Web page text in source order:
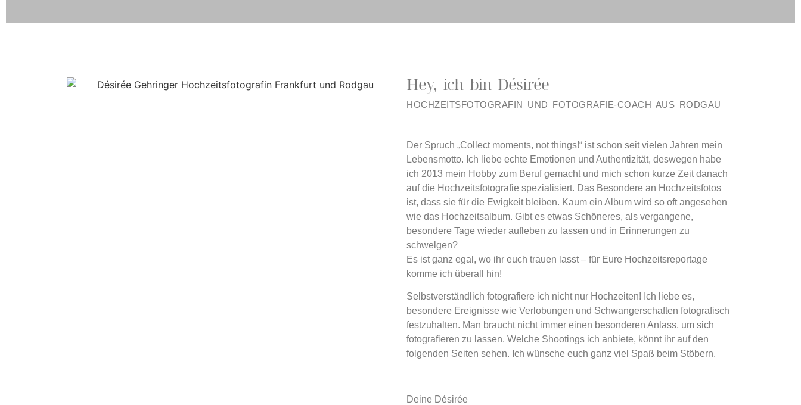
Hey, ich bin Désirée
HOCHZEITSFOTOGRAFIN UND FOTOGRAFIE-COACH AUS RODGAU
Der Spruch „Collect moments, not things!“ ist schon seit vielen Jahren mein
Lebensmotto. Ich liebe echte Emotionen und Authentizität, deswegen habe
ich 2013 mein Hobby zum Beruf gemacht und mich schon kurze Zeit danach
auf die Hochzeitsfotografie spezialisiert. Das Besondere an Hochzeitsfotos
ist, dass sie für die Ewigkeit bleiben. Kaum ein Album wird so oft angesehen
wie das Hochzeitsalbum. Gibt es etwas Schöneres, als vergangene,
besondere Tage wieder aufleben zu lassen und in Erinnerungen zu
schwelgen?
Es ist ganz egal, wo ihr euch trauen lasst – für Eure Hochzeitsreportage
komme ich überall hin!
Selbstverständlich fotografiere ich nicht nur Hochzeiten! Ich liebe es,
besondere Ereignisse wie Verlobungen und Schwangerschaften fotografisch
festzuhalten. Man braucht nicht immer einen besonderen Anlass, um sich
fotografieren zu lassen. Welche Shootings ich anbiete, könnt ihr auf den
folgenden Seiten sehen. Ich wünsche euch ganz viel Spaß beim Stöbern.
Deine Désirée